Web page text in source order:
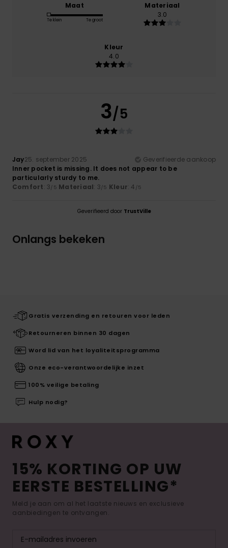
Maat
Te klein Te groot
Materiaal
3.0
Kleur
4.0
3/5
Jay25. september 2025
Geverifieerde aankoop
Inner pocket is missing. It does not appear to be
particularly sturdy to me.
Comfort: 3/5 Materiaal: 3/5 Kleur: 4 /5
Geverifieerd door TrustVille
Onlangs bekeken
Gratis verzending en retouren voor leden
Retourneren binnen 30 dagen
Word lid van het loyaliteitsprogramma
Onze eco-verantwoordelijke inzet
100% veilige betaling
Hulp nodig?
15% KORTING OP UW
EERSTE BESTELLING*
Meld je aan om al het laatste nieuws en exclusieve
aanbiedingen te ontvangen.